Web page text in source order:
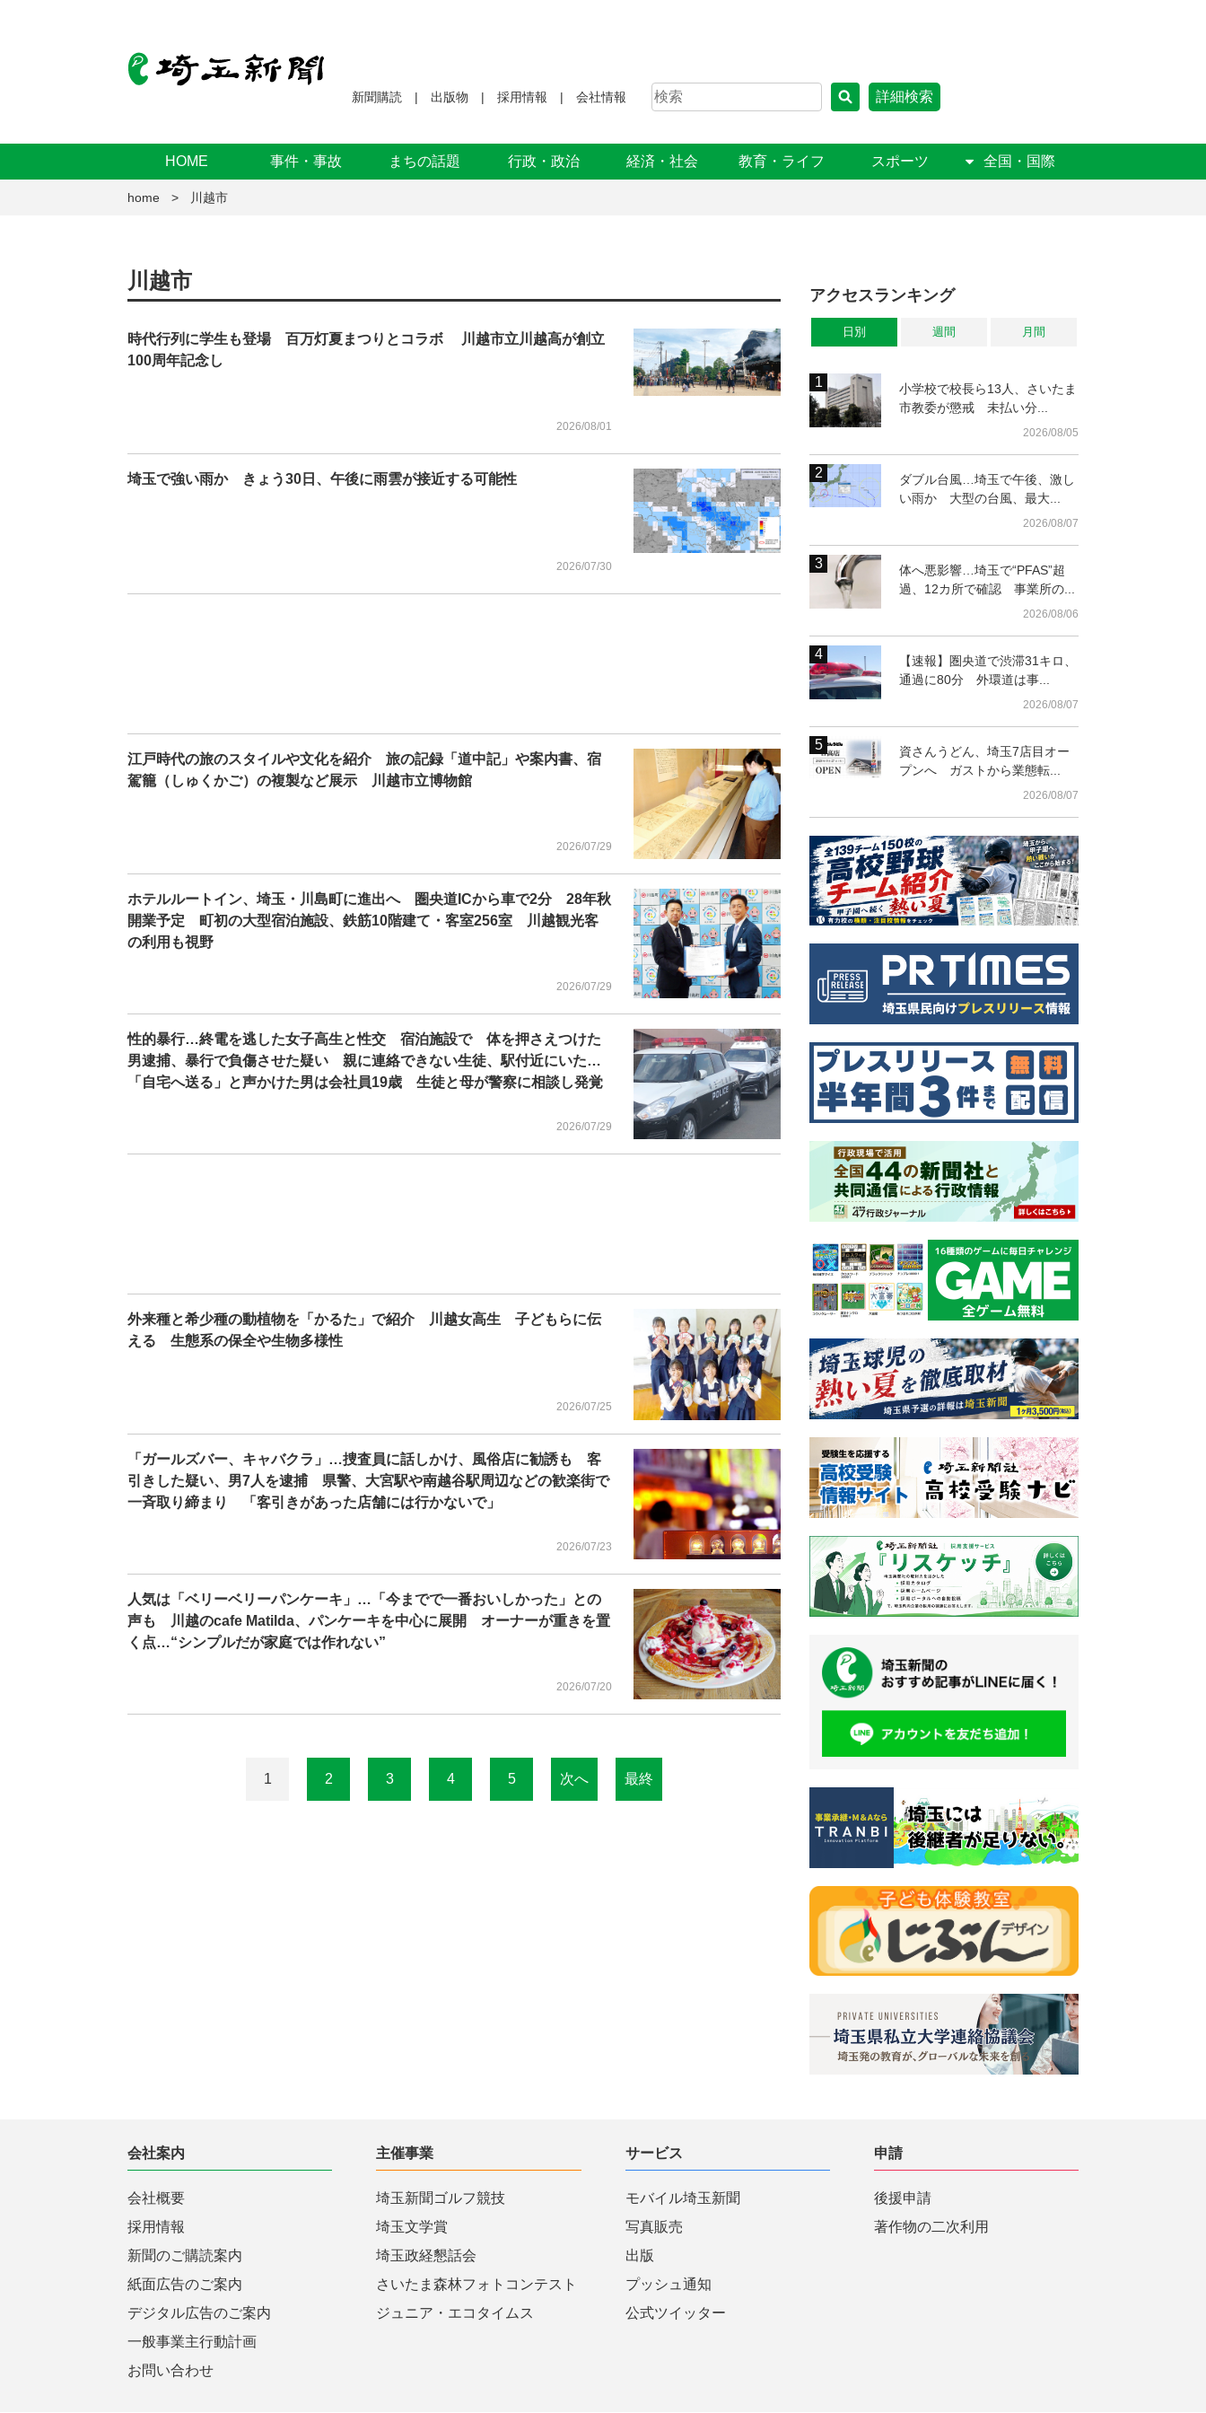
新聞購読 出版物 採用情報 会社情報 詳細検索
HOME 事件・事故 まちの話題 行政・政治 経済・社会 教育・ライフ スポーツ 全国・国際
home 川越市
川越市
時代行列に学生も登場 百万灯夏まつりとコラボ 川越市立川越高が創立
100周年記念し
2026/08/01
埼玉で強い雨か きょう30日、午後に雨雲が接近する可能性
2026/07/30
江戸時代の旅のスタイルや文化を紹介 旅の記録「道中記」や案内書、宿
駕籠（しゅくかご）の複製など展示 川越市立博物館
2026/07/29
ホテルルートイン、埼玉・川島町に進出へ 圏央道ICから車で2分 28年秋
開業予定 町初の大型宿泊施設、鉄筋10階建て・客室256室 川越観光客
の利用も視野
2026/07/29
性的暴行…終電を逃した女子高生と性交 宿泊施設で 体を押さえつけた
男逮捕、暴行で負傷させた疑い 親に連絡できない生徒、駅付近にいた…
「自宅へ送る」と声かけた男は会社員19歳 生徒と母が警察に相談し発覚
2026/07/29
外来種と希少種の動植物を「かるた」で紹介 川越女高生 子どもらに伝
える 生態系の保全や生物多様性
2026/07/25
「ガールズバー、キャバクラ」…捜査員に話しかけ、風俗店に勧誘も 客
引きした疑い、男7人を逮捕 県警、大宮駅や南越谷駅周辺などの歓楽街で
一斉取り締まり 「客引きがあった店舗には行かないで」
2026/07/23
人気は「ベリーベリーパンケーキ」…「今までで一番おいしかった」との
声も 川越のcafe Matilda、パンケーキを中心に展開 オーナーが重きを置
く点…“シンプルだが家庭では作れない”
2026/07/20
1 2 3 4 5 次へ 最終
アクセスランキング
日別 週間 月間
小学校で校長ら13人、さいたま
市教委が懲戒 未払い分...
2026/08/05
ダブル台風…埼玉で午後、激し
い雨か 大型の台風、最大...
2026/08/07
体へ悪影響…埼玉で“PFAS”超
過、12カ所で確認 事業所の...
2026/08/06
【速報】圏央道で渋滞31キロ、
通過に80分 外環道は事...
2026/08/07
資さんうどん、埼玉7店目オー
プンへ ガストから業態転...
2026/08/07
会社案内
会社概要
採用情報
新聞のご購読案内
紙面広告のご案内
デジタル広告のご案内
一般事業主行動計画
お問い合わせ
主催事業
埼玉新聞ゴルフ競技
埼玉文学賞
埼玉政経懇話会
さいたま森林フォトコンテスト
ジュニア・エコタイムス
サービス
モバイル埼玉新聞
写真販売
出版
プッシュ通知
公式ツイッター
申請
後援申請
著作物の二次利用